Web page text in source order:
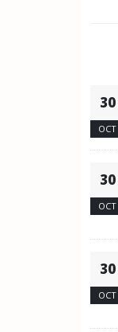
30
OCT
30
OCT
30
OCT